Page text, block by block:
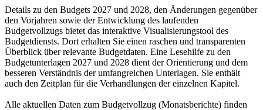
Details zu den Budgets 2027 und 2028, den Änderungen gegenüber
den Vorjahren sowie der Entwicklung des laufenden
Budgetvollzugs bietet das interaktive Visualisierungstool des
Budgetdiensts. Dort erhalten Sie einen raschen und transparenten
Überblick über relevante Budgetdaten. Eine Lesehilfe zu den
Budgetunterlagen 2027 und 2028 dient der Orientierung und dem
besseren Verständnis der umfangreichen Unterlagen. Sie enthält
auch den Zeitplan für die Verhandlungen der einzelnen Kapitel.
Alle aktuellen Daten zum Budgetvollzug (Monatsberichte) finden